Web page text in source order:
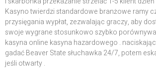
Kasyno twierdzi standardowe branżowe ramy
przysięgania wypłat, zezwalając graczy, aby
swoje wygrane stosunkowo szybko
kasyna online kasyna hazardowego .
gadać Beaver State słuchawka 24/7, potem
jeśli otwarty .